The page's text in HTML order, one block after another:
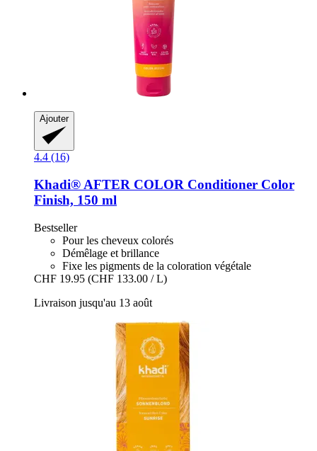
Ajouter
4.4 (16)
Khadi® AFTER COLOR Conditioner Color
Finish, 150 ml
Bestseller
Pour les cheveux colorés
Démêlage et brillance
Fixe les pigments de la coloration végétale
CHF 19.95 (CHF 133.00 / L)
Livraison jusqu'au 13 août